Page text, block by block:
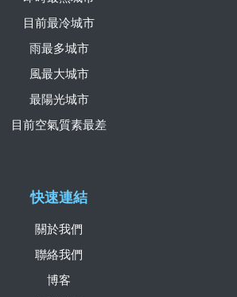
快速連結
關於我們
聯絡我們
博客
目前最冷城市
雨最多城市
風最大城市
最陽光城市
目前空氣質素最差